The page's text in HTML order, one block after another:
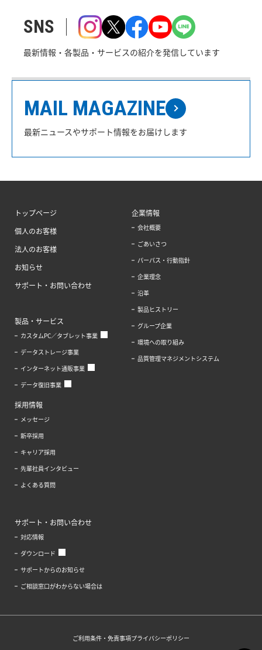
SNS
最新情報・各製品・サービスの紹介を発信しています
MAIL MAGAZINE
最新ニュースやサポート情報をお届けします
トップページ
個人のお客様
法人のお客様
お知らせ
サポート・お問い合わせ
製品・サービス
カスタムPC／タブレット事業
データストレージ事業
インターネット通販事業
データ復旧事業
企業情報
会社概要
ごあいさつ
パーパス・行動指針
企業理念
沿革
製品ヒストリー
グループ企業
環境への取り組み
品質管理マネジメントシステム
採用情報
メッセージ
新卒採用
キャリア採用
先輩社員インタビュー
よくある質問
サポート・お問い合わせ
対応情報
ダウンロード
サポートからのお知らせ
ご相談窓口がわからない場合は
ご利用条件・免責事項プライバシーポリシー